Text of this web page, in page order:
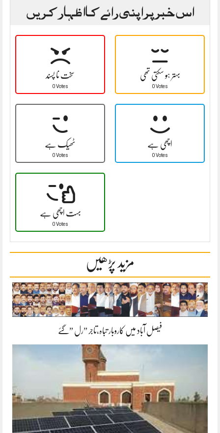
اس خبر پر اپنی رائے کا اظہار کریں
سخت نا پسند
0 Votes
بہتر ہو سکتی تھی
0 Votes
ٹھیک ہے
0 Votes
اچھی ہے
0 Votes
بہت اچھی ہے
0 Votes
مزید پڑھیں
فیصل آباد میں کاروبار تباہ،تاجر ”رل ”گئے